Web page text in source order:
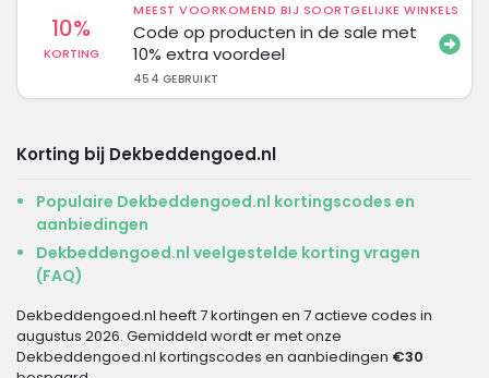
10%
KORTING
MEEST VOORKOMEND BIJ SOORTGELIJKE WINKELS
Code op producten in de sale met
10% extra voordeel
454 GEBRUIKT
Korting bij Dekbeddengoed.nl
Populaire Dekbeddengoed.nl kortingscodes en
aanbiedingen
Dekbeddengoed.nl veelgestelde korting vragen
(FAQ)
Dekbeddengoed.nl heeft 7 kortingen en 7 actieve codes in
augustus 2026. Gemiddeld wordt er met onze
Dekbeddengoed.nl kortingscodes en aanbiedingen €30